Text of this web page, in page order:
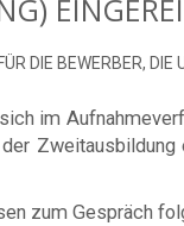
DIE BEWERBER,
im
zum Gespräch